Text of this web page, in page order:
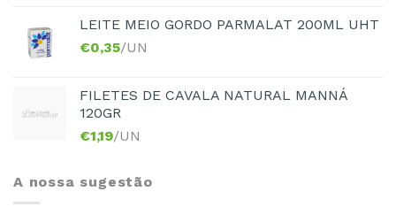
LEITE MEIO GORDO PARMALAT 200ML UHT
€0,35/UN
FILETES DE CAVALA NATURAL MANNÁ
120GR
€1,19/UN
A nossa sugestão